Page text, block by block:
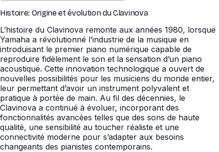
Histoire: Origine et évolution du Clavinova
L’histoire du Clavinova remonte aux années 1980, lorsque
Yamaha a révolutionné l’industrie de la musique en
introduisant le premier piano numérique capable de
reproduire fidèlement le son et la sensation d’un piano
acoustique. Cette innovation technologique a ouvert de
nouvelles possibilités pour les musiciens du monde entier,
leur permettant d’avoir un instrument polyvalent et
pratique à portée de main. Au fil des décennies, le
Clavinova a continué à évoluer, incorporant des
fonctionnalités avancées telles que des sons de haute
qualité, une sensibilité au toucher réaliste et une
connectivité moderne pour s’adapter aux besoins
changeants des pianistes contemporains.